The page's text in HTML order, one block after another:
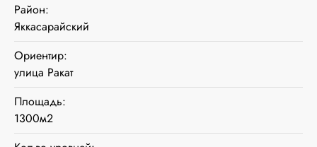
Район:
Яккасарайский
Ориентир:
улица Ракат
Площадь:
1300м2